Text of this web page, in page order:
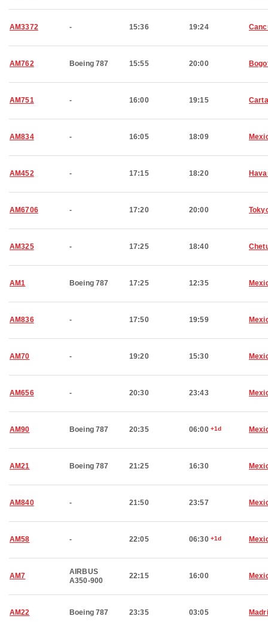
AM3372 - 15:36 19:24
AM762 Boeing 787 15:55 20:00
AM751 - 16:00 19:15
AM834 - 16:05 18:09
AM452 - 17:15 18:20
AM6706 - 17:20 20:00
AM325 - 17:25 18:40
AM1 Boeing 787 17:25 12:35
AM836 - 17:50 19:59
AM70 - 19:20 15:30
AM656 - 20:30 23:43
AM90 Boeing 787 20:35 06:00 +1d
AM21 Boeing 787 21:25 16:30
AM840 - 21:50 23:57
AM58 - 22:05 06:30 +1d
AM7
AIRBUS
A350-900
22:15 16:00
AM22 Boeing 787 23:35 03:05